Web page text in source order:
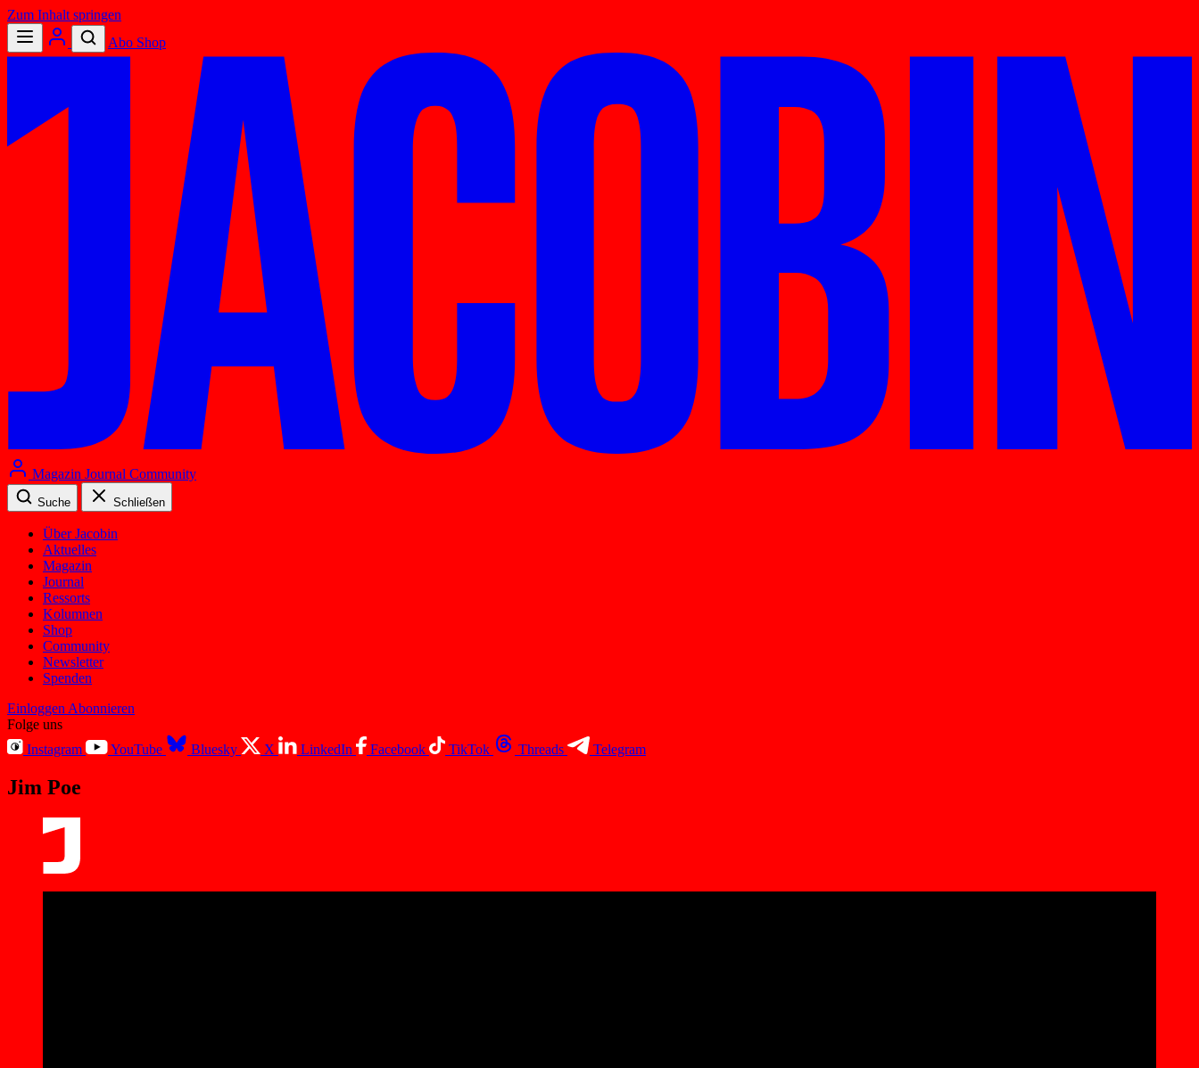
Zum Inhalt springen
Abo Shop
Magazin Journal Community
Suche Schließen
Über Jacobin
Aktuelles
Magazin
Journal
Ressorts
Kolumnen
Shop
Community
Newsletter
Spenden
Einloggen Abonnieren
Folge uns
Instagram
YouTube Bluesky X LinkedIn Facebook TikTok Threads Telegram
Jim Poe